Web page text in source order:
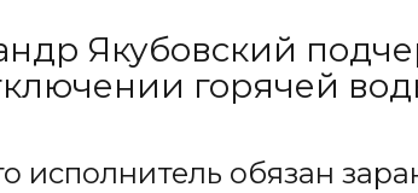
Якубовский
горячей
исполнитель обязан